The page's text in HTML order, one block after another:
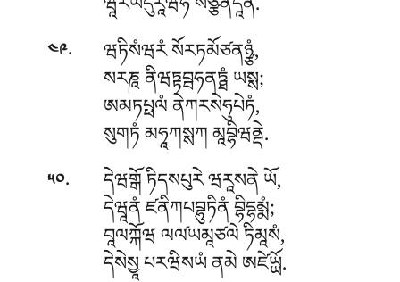
༤༩. ཝཏིསཾཝརཾ སོརཏམོཙནཉྩཾ,
སརཎཱ ནིཝཏྟབྦཧནཏྠཾ ཡསྶ;
ཨམཏཔྥལཾ ནེཀརསེཧུཔེཏཾ,
སུགཏཾ མཧཱཀསྶཀ མཱབྷིཝནྡེ.
༥༠. དེཝགྒོ ཏིདསཔུརེ ཝརཱསནེ ཡོ,
དེཝཱནཾ ཛནིཀཔབྷུཏིནཾ བྷིདྷམྨཾ;
བཱལཀྐོཝ ལལ༹ཡམཱཙལེ ཏིམཱསཾ,
དེསེསྱཱ པརཝིསཡཾ ནམེ ཨཛེཡྻོ.